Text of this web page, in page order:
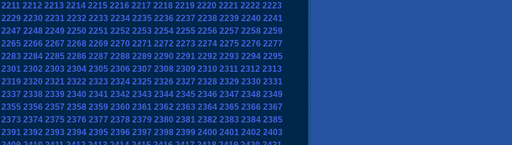
2211 2212 2213 2214 2215 2216 2217 2218 2219 2220 2221 2222 2223
2229 2230 2231 2232 2233 2234 2235 2236 2237 2238 2239 2240 2241
2247 2248 2249 2250 2251 2252 2253 2254 2255 2256 2257 2258 2259
2265 2266 2267 2268 2269 2270 2271 2272 2273 2274 2275 2276 2277
2283 2284 2285 2286 2287 2288 2289 2290 2291 2292 2293 2294 2295
2301 2302 2303 2304 2305 2306 2307 2308 2309 2310 2311 2312 2313
2319 2320 2321 2322 2323 2324 2325 2326 2327 2328 2329 2330 2331
2337 2338 2339 2340 2341 2342 2343 2344 2345 2346 2347 2348 2349
2355 2356 2357 2358 2359 2360 2361 2362 2363 2364 2365 2366 2367
2373 2374 2375 2376 2377 2378 2379 2380 2381 2382 2383 2384 2385
2391 2392 2393 2394 2395 2396 2397 2398 2399 2400 2401 2402 2403